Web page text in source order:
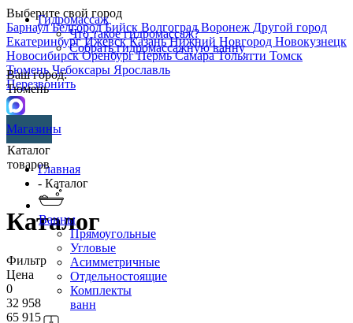
Выберите свой город
БарнаулБелгородБийск ВолгоградВоронеж Другой город
ЕкатеринбургИжевскКазаньНижний Новгород Новокузнецк
НовосибирскОренбургПермьСамараТольятти Томск
ТюменьЧебоксары Ярославль
Перезвонить
Гидромассаж
Что такое гидромассаж?
Собрать гидромассажную ванну
Ваш город:
Тюмень
Магазины
Каталог
товаров
Ванны
Прямоугольные
Угловые
Асимметричные
Отдельностоящие
Комплекты
ванн
Главная
- Каталог
Каталог
Фильтр
Цена
0
32 958
65 915